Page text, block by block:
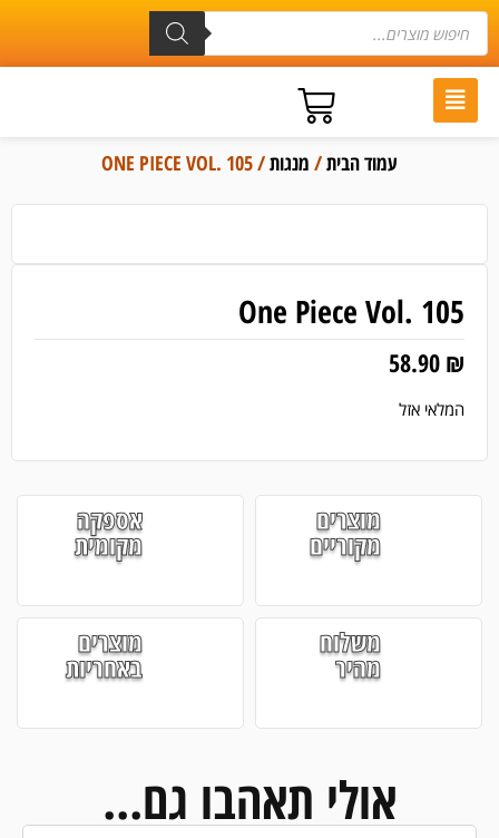
עמוד הבית/ מנגות/ ONE PIECE VOL. 105
One Piece Vol. 105
58.90 ₪
המלאי אזל
מוצרים
מקוריים
אספקה
מקומית
משלוח
מהיר
מוצרים
באחריות
אולי תאהבו גם...